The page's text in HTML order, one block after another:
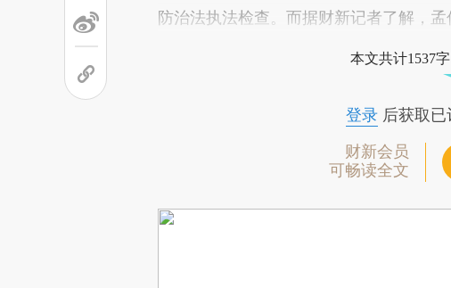
防治法执法检查。而据财新记者了解，
本文共计1537
登录后获取已
财新会员
可畅读全文